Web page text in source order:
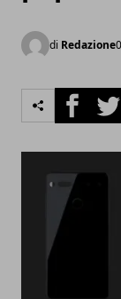
di Redazione
Facebook